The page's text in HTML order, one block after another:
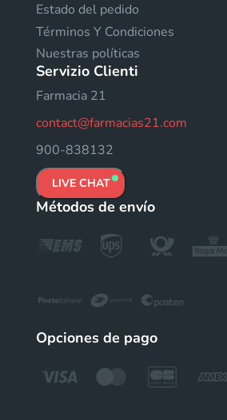
Estado del pedido
Términos Y Condiciones
Nuestras políticas
Servizio Clienti
Farmacia 21
contact@farmacias21.com
900-838132
LIVE CHAT
Métodos de envío
Opciones de pago